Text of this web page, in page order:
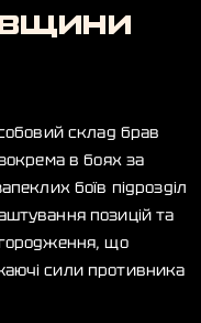
склад брав
в боях за
боїв підрозділ
позицій та
що
сили противника